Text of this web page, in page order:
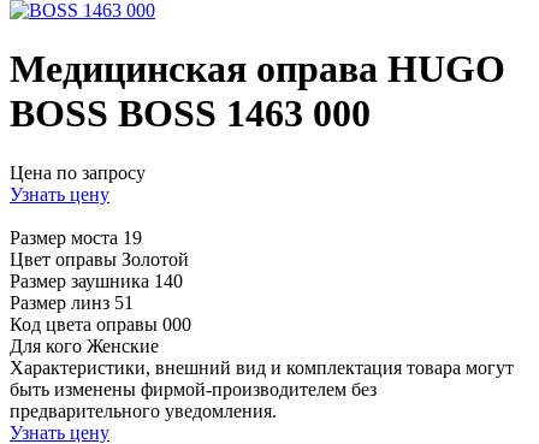
Медицинская оправа HUGO
BOSS BOSS 1463 000
Цена по запросу
Узнать цену
Размер моста 19
Цвет оправы Золотой
Размер заушника 140
Размер линз 51
Код цвета оправы 000
Для кого Женские
Характеристики, внешний вид и комплектация товара могут
быть изменены фирмой-производителем без
предварительного уведомления.
Узнать цену